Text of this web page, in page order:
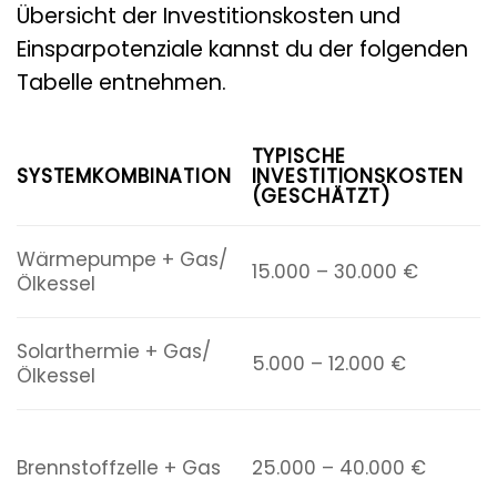
Übersicht der Investitionskosten und
Einsparpotenziale kannst du der folgenden
Tabelle entnehmen.
SYSTEMKOMBINATION
TYPISCHE
INVESTITIONSKOSTEN
(GESCHÄTZT)
Wärmepumpe + Gas/
Ölkessel
15.000 – 30.000 €
Solarthermie + Gas/
Ölkessel
5.000 – 12.000 €
Brennstoffzelle + Gas 25.000 – 40.000 €